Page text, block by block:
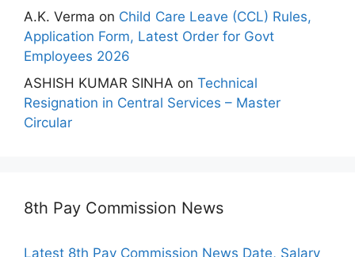
A.K. Verma on Child Care Leave (CCL) Rules,
Application Form, Latest Order for Govt
Employees 2026
ASHISH KUMAR SINHA on Technical
Resignation in Central Services – Master
Circular
8th Pay Commission News
Latest 8th Pay Commission News Date, Salary